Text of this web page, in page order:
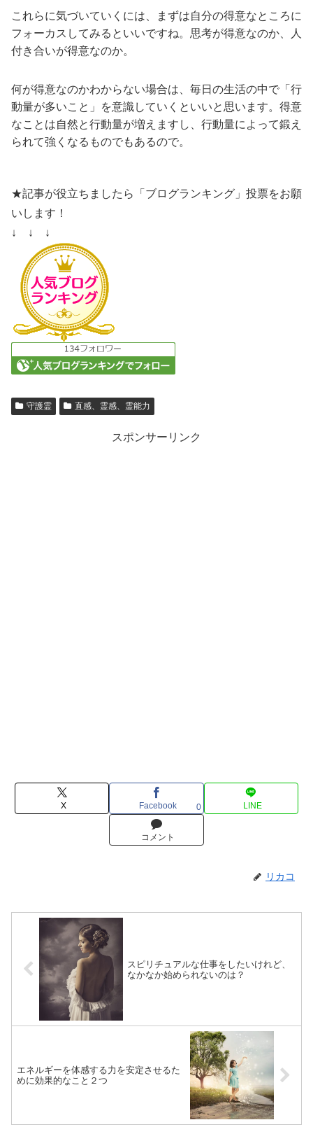
これらに気づいていくには、まずは自分の得意なところに
フォーカスしてみるといいですね。思考が得意なのか、人
付き合いが得意なのか。
何が得意なのかわからない場合は、毎日の生活の中で「行
動量が多いこと」を意識していくといいと思います。得意
なことは自然と行動量が増えますし、行動量によって鍛え
られて強くなるものでもあるので。
★記事が役立ちましたら「ブログランキング」投票をお願
いします！
↓ ↓ ↓
守護霊 直感、霊感、霊能力
スポンサーリンク
X Facebook 0 LINE
コメント
リカコ
スピリチュアルな仕事をしたいけれど、
なかなか始められないのは？
エネルギーを体感する力を安定させるた
めに効果的なこと２つ